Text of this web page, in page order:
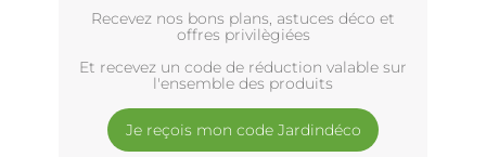
Recevez nos bons plans, astuces déco et
offres privilègiées
Et recevez un code de réduction valable sur
l'ensemble des produits
Je reçois mon code Jardindéco